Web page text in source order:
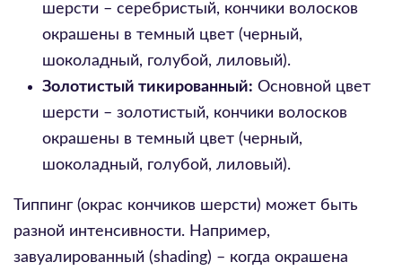
шерсти – серебристый, кончики волосков
окрашены в темный цвет (черный,
шоколадный, голубой, лиловый).
Золотистый тикированный: Основной цвет
шерсти – золотистый, кончики волосков
окрашены в темный цвет (черный,
шоколадный, голубой, лиловый).
Типпинг (окрас кончиков шерсти) может быть
разной интенсивности. Например,
завуалированный (shading) – когда окрашена